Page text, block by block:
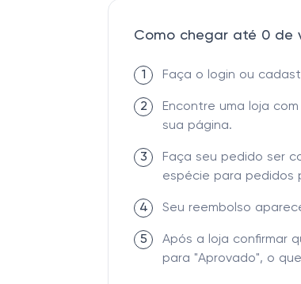
Como chegar até 0 de
1 Faça o login ou
2
Encontre uma loja
sua página.
3
Faça seu pedido ser
espécie para pedidos
4 Seu reembolso
5
Após a loja confirmar
para "Aprovado", o